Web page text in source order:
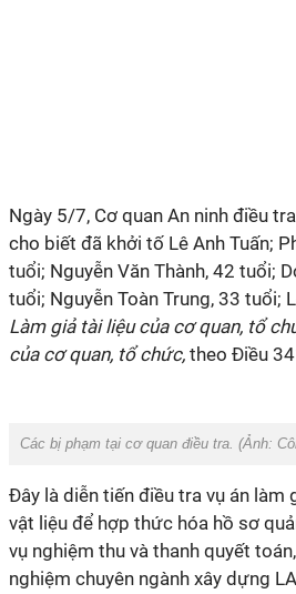
Ngày 5/7, Cơ quan An ninh điều
cho biết đã khởi tố Lê Anh Tuấn;
tuổi; Nguyễn Văn Thành, 42 tuổi;
tuổi; Nguyễn Toàn Trung, 33 tuổi;
Làm giả tài liệu của cơ quan, tổ
của cơ quan, tổ chức, theo Điều
Các bị phạm tại cơ quan điều tra. (Ảnh:
Đây là diễn tiến điều tra vụ án làm
vật liệu để hợp thức hóa hồ sơ
vụ nghiệm thu và thanh quyết
nghiệm chuyên ngành xây dựng